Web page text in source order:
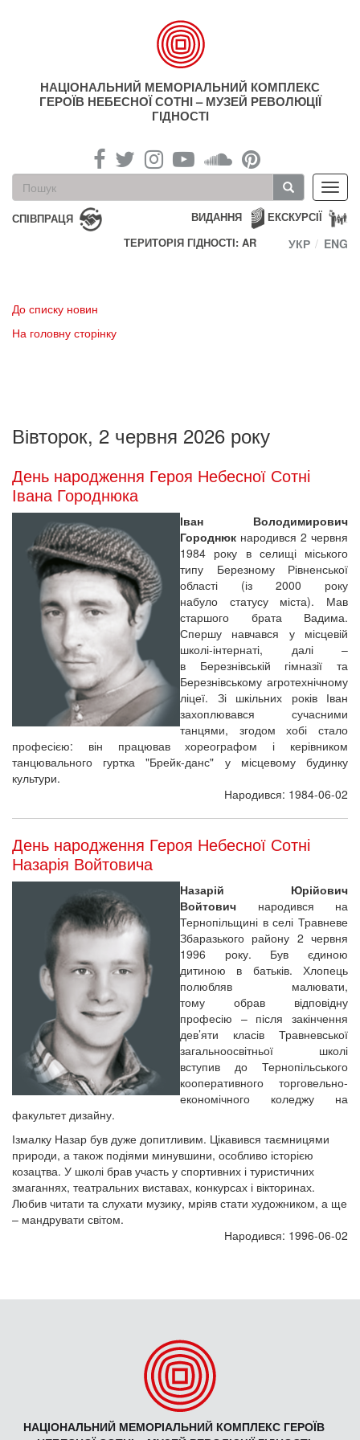
НАЦІОНАЛЬНИЙ МЕМОРІАЛЬНИЙ КОМПЛЕКС
ГЕРОЇВ НЕБЕСНОЇ СОТНІ – МУЗЕЙ РЕВОЛЮЦІЇ
ГІДНОСТІ
Пошукова
форма
Пошук
СПІВПРАЦЯ ЕКСКУРСІЇ
ВИДАННЯ
ТЕРИТОРІЯ ГІДНОСТІ: AR
УКР ENG
До списку новин
На головну сторінку
Вівторок, 2 червня 2026 року
День народження Героя Небесної Сотні
Івана Городнюка
Іван Володимирович
Городнюк народився 2 червня
1984 року в селищі міського
типу Березному Рівненської
області (із 2000 року
набуло статусу міста). Мав
старшого брата Вадима.
Спершу навчався у місцевій
школі-інтернаті, далі –
в Березнівській гімназії та
Березнівському агротехнічному
ліцеї. Зі шкільних років Іван
захоплювався сучасними
танцями, згодом хобі стало
професією: він працював хореографом і керівником
танцювального гуртка "Брейк-данс" у місцевому будинку
культури.
Народився: 1984-06-02
День народження Героя Небесної Сотні
Назарія Войтовича
Назарій Юрійович
Войтович народився на
Тернопільщині в селі Травневе
Збаразького району 2 червня
1996 року. Був єдиною
дитиною в батьків. Хлопець
полюбляв малювати,
тому обрав відповідну
професію – після закінчення
дев’яти класів Травневської
загальноосвітньої школі
вступив до Тернопільського
кооперативного торговельно-
економічного коледжу на
факультет дизайну.
Ізмалку Назар був дуже допитливим. Цікавився таємницями
природи, а також подіями минувшини, особливо історією
козацтва. У школі брав участь у спортивних і туристичних
змаганнях, театральних виставах, конкурсах і вікторинах.
Любив читати та слухати музику, мріяв стати художником, а ще
– мандрувати світом.
Народився: 1996-06-02
НАЦІОНАЛЬНИЙ МЕМОРІАЛЬНИЙ КОМПЛЕКС ГЕРОЇВ